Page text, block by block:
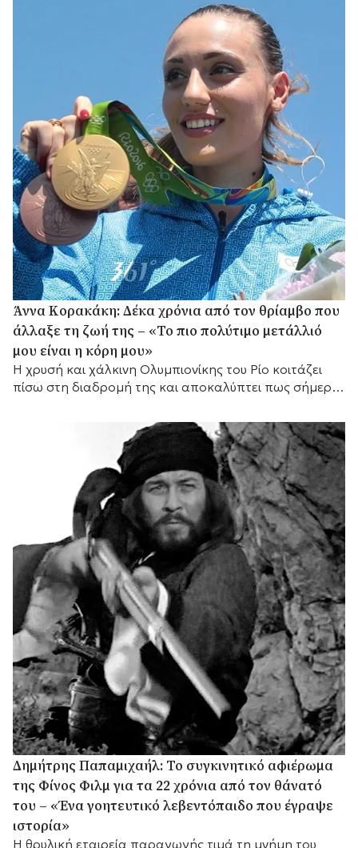
Άννα Κορακάκη: Δέκα χρόνια από τον θρίαμβο που
άλλαξε τη ζωή της – «Το πιο πολύτιμο μετάλλιό
μου είναι η κόρη μου»
Η χρυσή και χάλκινη Ολυμπιονίκης του Ρίο κοιτάζει
πίσω στη διαδρομή της και αποκαλύπτει πως σήμερα
Δημήτρης Παπαμιχαήλ: Το συγκινητικό αφιέρωμα
της Φίνος Φιλμ για τα 22 χρόνια από τον θάνατό
του – «Ένα γοητευτικό λεβεντόπαιδο που έγραψε
ιστορία»
Η θρυλική εταιρεία παραγωγής τιμά τη μνήμη του